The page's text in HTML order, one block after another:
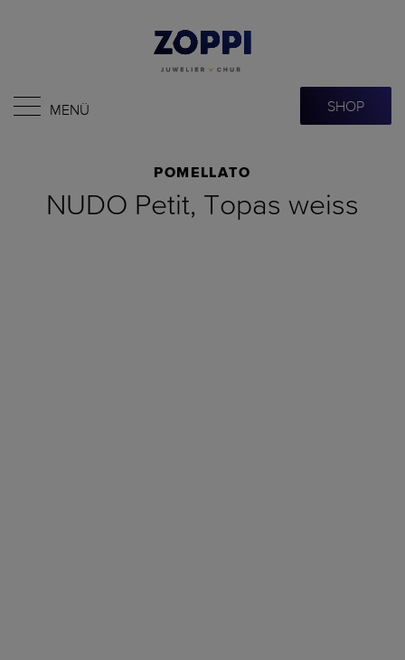
MENÜ SHOP
POMELLATO
NUDO Petit, Topas weiss